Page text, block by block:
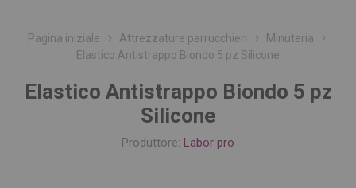
Pagina iniziale Attrezzature parrucchieri
Minuteria
Elastico Antistrappo Biondo 5 pz Silicone
Elastico Antistrappo Biondo 5 pz
Silicone
Produttore: Labor pro